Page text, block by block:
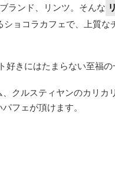
ランド、リンツ。そんな
ョコラカフェで、上質な
好きにはたまらない至福の
クルスティヤンのカリカ
フェが頂けます。